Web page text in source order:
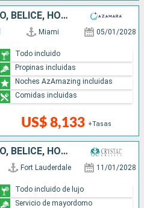
ESTADOS UNIDOS, MÉXICO, BELICE, HONDURAS, COSTA RICA, PANAMÁ, ECUADOR, PERÚ, CHILE
Miami 05/01/2028
US$ 8,133 +Tasas
Todo incluido
Propinas incluidas
Noches AzAmazing incluidas
Comidas incluidas
ESTADOS UNIDOS, MÉXICO, BELICE, HONDURAS, COSTA RICA, COLOMBIA, PANAMÁ, ECUADOR, PERÚ
Fort Lauderdale 11/01/2028
Todo incluido de lujo
Servicio de mayordomo